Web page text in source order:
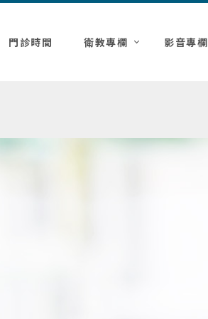
門診時間 衛教專欄 影音專欄